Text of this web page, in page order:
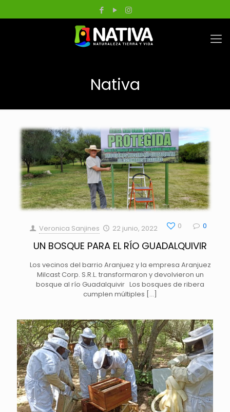
Nativa
Veronica Sanjines 22 junio, 2022 0 0
UN BOSQUE PARA EL RÍO GUADALQUIVIR
Los vecinos del barrio Aranjuez y la empresa Aranjuez
Milcast Corp. S.R.L. transformaron y devolvieron un
bosque al río Guadalquivir Los bosques de ribera
cumplen múltiples […]